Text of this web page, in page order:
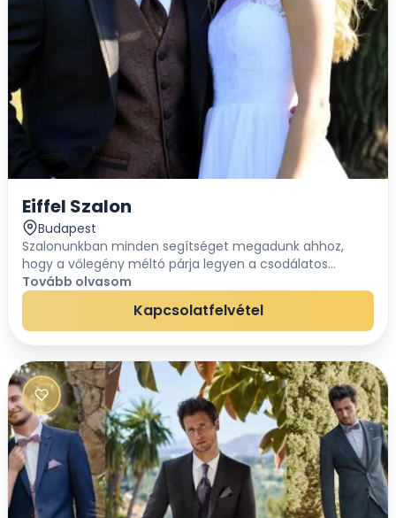
Eiffel Szalon
Budapest
Szalonunkban minden segítséget megadunk ahhoz,
hogy a vőlegény méltó párja legyen a csodálatos
ruhában pompázó menyasszonynak. Fontos, hogy az
öltöny ne csak elegáns és egyedi, de kényelmes is
Tovább olvasom
Kapcsolatfelvétel